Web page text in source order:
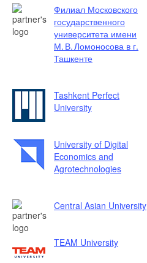
Филиал Московского
государственного
университета имени
М. В. Ломоносова в г.
Ташкенте
Tashkent Perfect
University
University of Digital
Economics and
Agrotechnologies
Central Asian University
TEAM University